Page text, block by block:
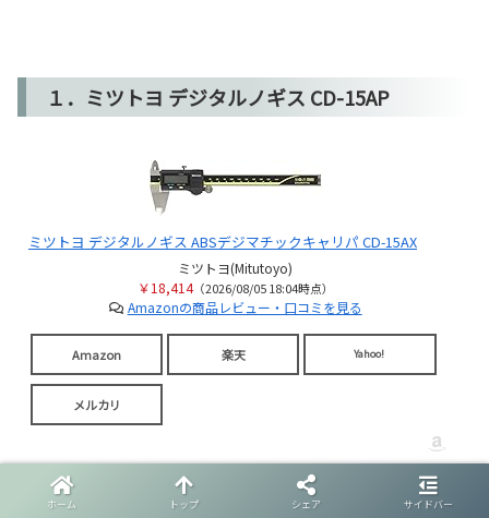
１．ミツトヨ デジタルノギス CD-15AP
ミツトヨ デジタルノギス ABSデジマチックキャリパ CD-15AX
ミツトヨ(Mitutoyo)
￥18,414（2026/08/05 18:04時点）
Amazonの商品レビュー・口コミを見る
Amazon 楽天 Yahoo!
メルカリ
ミツトヨはシェア90%を誇るだけあり、バリエーションが多
ホーム トップ シェア サイドバー